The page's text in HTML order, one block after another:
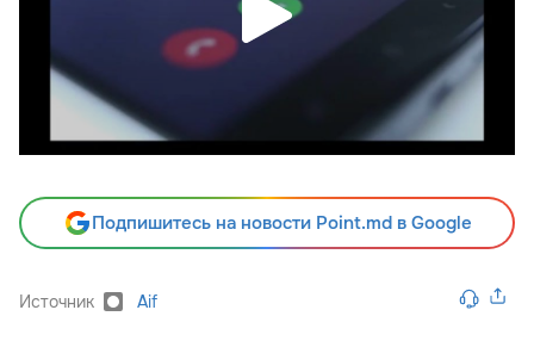
Подпишитесь на новости Point.md в Google
Источник Aif